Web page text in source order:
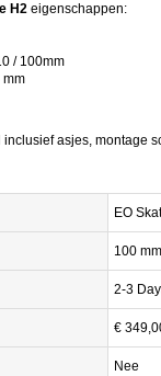
H2 eigenschappen:
/ 100mm
mm
asjes, montage
EO
100
2-3
€
Nee